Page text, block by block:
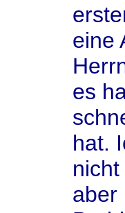
eine
es
hat.
aber